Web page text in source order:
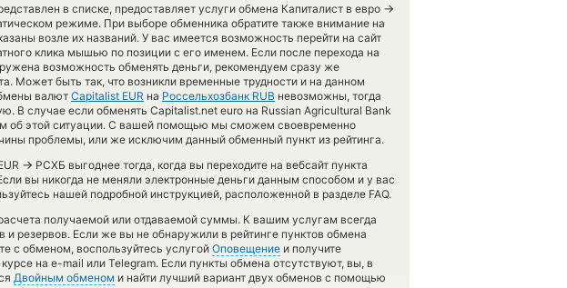
в списке, предоставляет услуги обмена Капиталист в евро →
режиме. При выборе обменника обратите также внимание на
возле их названий. У вас имеется возможность перейти на сайт
клика мышью по позиции с его именем. Если после перехода на
возможность обменять деньги, рекомендуем сразу же
Может быть так, что возникли временные трудности и на данном
валютCapitalist EUR на Россельхозбанк RUB невозможны, тогда
В случае если обменять Capitalist.net euro на Russian Agricultural Bank
об этой ситуации. С вашей помощью мы сможем своевременно
проблемы, или же исключим данный обменный пункт из рейтинга.
→ РСХБ выгоднее тогда, когда вы переходите на вебсайт пункта
вы никогда не меняли электронные деньги данным способом и у вас
нашей подробной инструкцией, расположенной в разделе FAQ.
получаемой или отдаваемой суммы. К вашим услугам всегда
и резервов. Если же вы не обнаружили в рейтинге пунктов обмена
с обменом, воспользуйтесь услугой Оповещение и получите
на e-mail или Telegram. Если пункты обмена отсутствуют, вы, в
Двойным обменом и найти лучший вариант двух обменов с помощью